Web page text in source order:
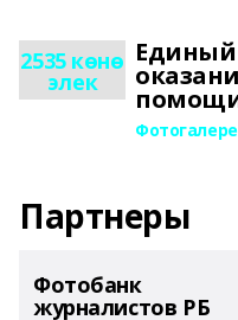
2535 көнө
элек
Единый
Партнеры
Фотобанк
журналистов РБ